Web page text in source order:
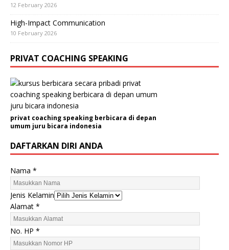
12 February 2026
High-Impact Communication
10 February 2026
PRIVAT COACHING SPEAKING
privat coaching speaking berbicara di depan
umum juru bicara indonesia
DAFTARKAN DIRI ANDA
Nama *
Jenis Kelamin
Alamat *
No. HP *